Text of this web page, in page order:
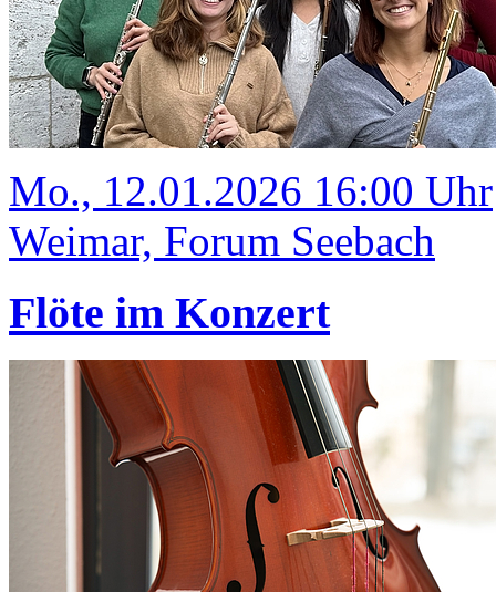
Mo., 12.01.2026 16:00 Uhr
Weimar, Forum Seebach
Flöte im Konzert